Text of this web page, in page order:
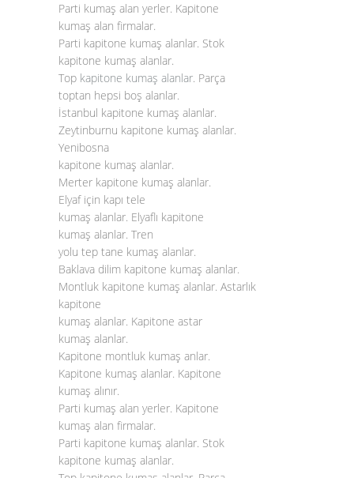
Parti kumaş alan yerler. Kapitone
kumaş alan firmalar.
Parti kapitone kumaş alanlar. Stok
kapitone kumaş alanlar.
Top kapitone kumaş alanlar. Parça
toptan hepsi boş alanlar.
İstanbul kapitone kumaş alanlar.
Zeytinburnu kapitone kumaş alanlar.
Yenibosna
kapitone kumaş alanlar.
Merter kapitone kumaş alanlar.
Elyaf için kapı tele
kumaş alanlar. Elyaflı kapitone
kumaş alanlar. Tren
yolu tep tane kumaş alanlar.
Baklava dilim kapitone kumaş alanlar.
Montluk kapitone kumaş alanlar. Astarlık
kapitone
kumaş alanlar. Kapitone astar
kumaş alanlar.
Kapitone montluk kumaş anlar.
Kapitone kumaş alanlar. Kapitone
kumaş alınır.
Parti kumaş alan yerler. Kapitone
kumaş alan firmalar.
Parti kapitone kumaş alanlar. Stok
kapitone kumaş alanlar.